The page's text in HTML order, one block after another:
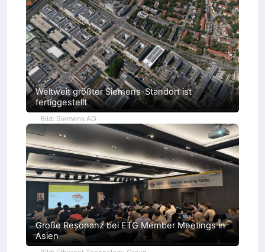
Weltweit größter Siemens-Standort ist
fertiggestellt
Bild: Siemens AG
Große Resonanz bei ETG Member Meetings in
Asien